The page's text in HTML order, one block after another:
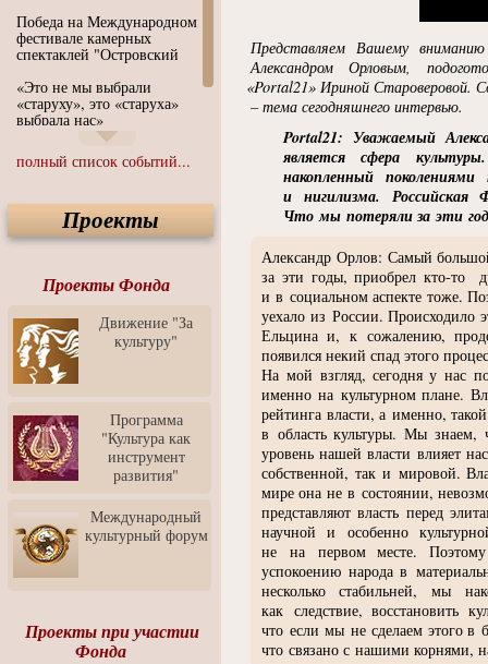
Победа на Международном
фестивале камерных
спектаклей "Островский
«Это не мы выбрали
«старуху», это «старуха»
выбрала нас»
Иммерсивный спектакль
"Язык чистого полета
Спектакль "Крик" в Музее
Современного Искусства
современного искусства от
Медиа-школа "ФОКУС"
Моноспектакль
"Вертинский. Исповедь
Барона"
"Притяжение" в центре
ЛЕКСУС - ЯРОСЛАВЛЬ
Презентация выставки
Зураба Церетели
Пресс-конференция к
открытию выставки Зураба
Церетели
Фестиваль уличной
Отчётный концерт детского
театра танца "Задоринка"
полный список событий...
Проекты
Проекты Фонда
Движение "За
культуру"
Программа
"Культура как
инструмент
развития"
Международный
культурный форум
Проекты при участии
Фонда
Представляем Вашему
Александром Орловым,
«Portal21» Ириной Староверовой.
– тема сегодняшнего интервью.
Portal21: Уважаемый
является сфера
накопленный
и нигилизма. Российская
Что мы потеряли за эти
Александр Орлов: Самый
за эти годы, приобрел кто-то
и в социальном аспекте тоже.
уехало из России. Происходило
Ельцина и, к сожалению,
появился некий спад этого
На мой взгляд, сегодня у нас
именно на культурном плане.
рейтинга власти, а именно,
в область культуры. Мы
уровень нашей власти влияет
собственной, так и мировой.
мире она не в состоянии,
представляют власть перед
научной и особенно
не на первом месте. Поэтому
успокоению народа в
несколько стабильней, мы
как следствие, восстановить
что если мы не сделаем этого в
что связано с нашими корнями,